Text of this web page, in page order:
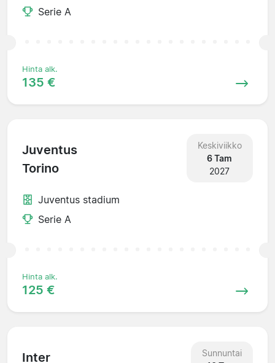
Serie A
Hinta alk.
135 €
Juventus
Torino
Keskiviikko
6 Tam
2027
Juventus stadium
Serie A
Hinta alk.
125 €
Inter
Sunnuntai